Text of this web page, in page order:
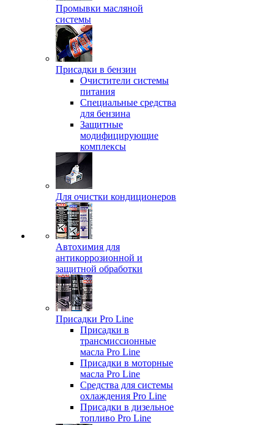
Промывки масляной
системы
Присадки в бензин
Очистители системы
питания
Специальные срeдства
для бензина
Защитные
модифицирующие
комплексы
Для очистки кондиционеров
Автохимия для
антикоррозионной и
защитной обработки
Присадки Pro Line
Присадки в
трансмиссионные
масла Pro Line
Присадки в моторные
масла Pro Line
Средства для системы
охлаждения Pro Line
Присадки в дизельное
топливо Pro Line